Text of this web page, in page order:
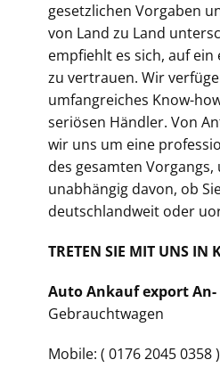
gesetzlichen Vorgaben
von Land zu Land
empfiehlt es sich, auf ein
zu vertrauen. Wir
umfangreiches Know-
seriösen Händler. Von
wir uns um eine
des gesamten Vorgangs,
unabhängig davon, ob
deutschlandweit oder
TRETEN SIE MIT UNS IN
Auto Ankauf export
Gebrauchtwagen
Mobile: ( 0176 2045 0358 )